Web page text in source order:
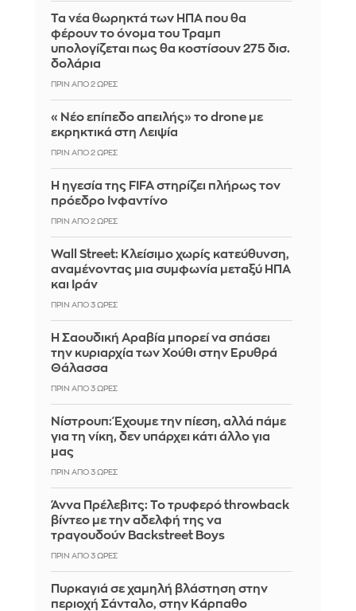
Τα νέα θωρηκτά των ΗΠΑ που θα
φέρουν το όνομα του Τραμπ
υπολογίζεται πως θα κοστίσουν 275 δισ.
δολάρια
ΠΡΙΝ ΑΠΌ 2 ΏΡΕΣ
«Νέο επίπεδο απειλής» το drone με
εκρηκτικά στη Λειψία
ΠΡΙΝ ΑΠΌ 2 ΏΡΕΣ
Η ηγεσία της FIFA στηρίζει πλήρως τον
πρόεδρο Ινφαντίνο
ΠΡΙΝ ΑΠΌ 2 ΏΡΕΣ
Wall Street: Κλείσιμο χωρίς κατεύθυνση,
αναμένοντας μια συμφωνία μεταξύ ΗΠΑ
και Ιράν
ΠΡΙΝ ΑΠΌ 3 ΏΡΕΣ
Η Σαουδική Αραβία μπορεί να σπάσει
την κυριαρχία των Χούθι στην Ερυθρά
Θάλασσα
ΠΡΙΝ ΑΠΌ 3 ΏΡΕΣ
Νίστρουπ: Έχουμε την πίεση, αλλά πάμε
για τη νίκη, δεν υπάρχει κάτι άλλο για
μας
ΠΡΙΝ ΑΠΌ 3 ΏΡΕΣ
Άννα Πρέλεβιτς: Το τρυφερό throwback
βίντεο με την αδελφή της να
τραγουδούν Backstreet Boys
ΠΡΙΝ ΑΠΌ 3 ΏΡΕΣ
Πυρκαγιά σε χαμηλή βλάστηση στην
περιοχή Σάνταλο, στην Κάρπαθο